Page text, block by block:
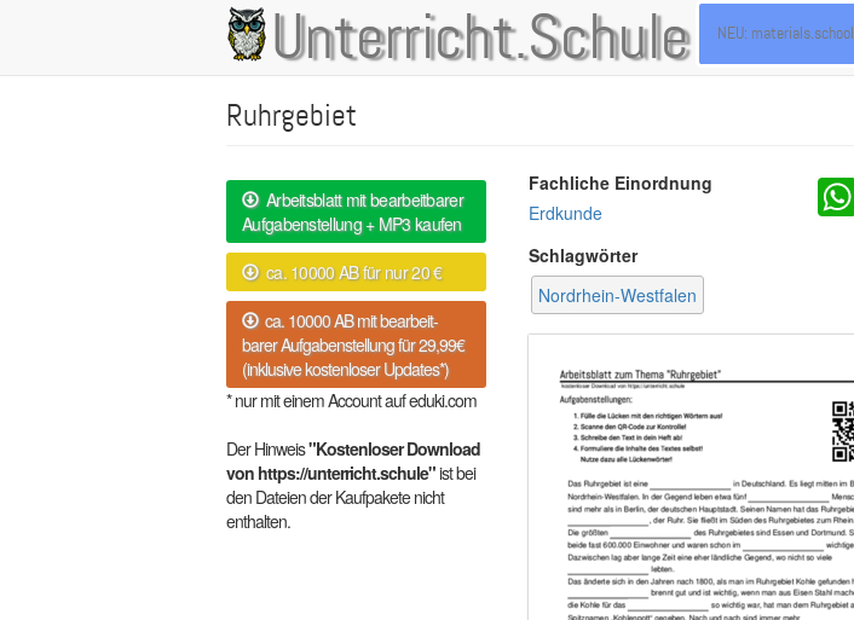
Unterricht.Schule
Main
navigation
NEU: materials.school
Ruhrgebiet
Arbeitsblatt mit bearbeitbarer
Aufgabenstellung + MP3 kaufen
ca. 10000 AB für nur 20 €
ca. 10000 AB mit bearbeit-
barer Aufgabenstellung für 29,99€
(inklusive kostenloser Updates*)
* nur mit einem Account auf eduki.com
Der Hinweis"Kostenloser Download
von https://unterricht.schule"ist bei
den Dateien der Kaufpakete nicht
enthalten.
Fachliche Einordnung
Erdkunde
Schlagwörter
Nordrhein-Westfalen